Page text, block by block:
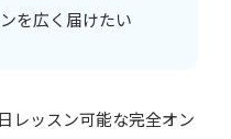
を広く届けたい
レッスン可能な完全オン